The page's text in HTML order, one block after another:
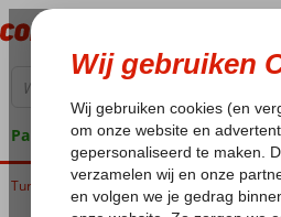
Pakketgarantie
Home
Turkije Egeische kust Dalyan Binlik Hotel